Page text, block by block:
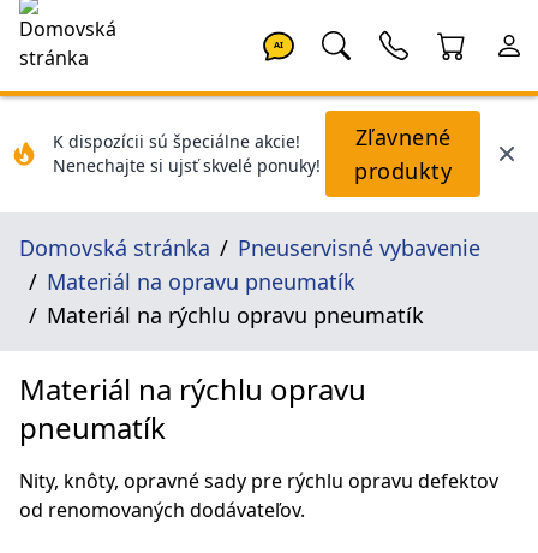
AI
K dispozícii sú špeciálne akcie!
Nenechajte si ujsť skvelé ponuky!
Zľavnené
produkty
Domovská stránka
Pneuservisné vybavenie
Materiál na opravu pneumatík
Materiál na rýchlu opravu pneumatík
Materiál na rýchlu opravu
pneumatík
Nity, knôty, opravné sady pre rýchlu opravu defektov
od renomovaných dodávateľov.